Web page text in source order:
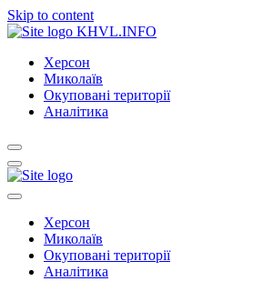
Skip to content
KHVL.INFO
Херсон
Миколаїв
Окуповані території
Аналітика
Херсон
Миколаїв
Окуповані території
Аналітика